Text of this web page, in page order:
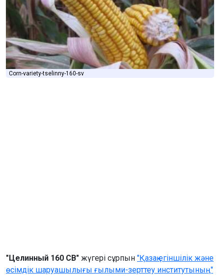
Corn-variety-tselinny-160-sv
"Целинный 160 СВ" жүгері сұрпын "Қазақ егіншілік және
өсімдік шаруашылығы ғылыми-зерттеу институтының"